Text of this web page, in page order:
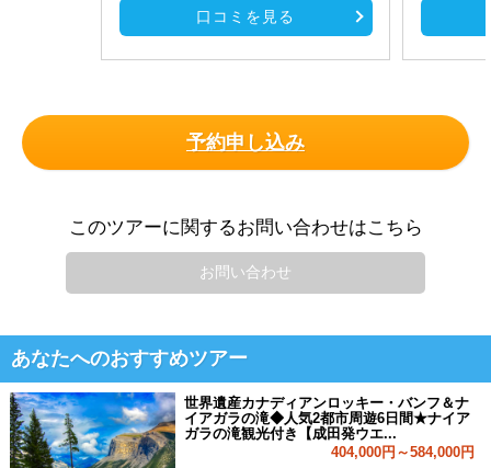
口コミを見る
予約申し込み
このツアーに関するお問い合わせはこちら
お問い合わせ
あなたへのおすすめツアー
世界遺産カナディアンロッキー・バンフ＆ナ
イアガラの滝◆人気2都市周遊6日間★ナイア
ガラの滝観光付き【成田発ウエ...
404,000円～584,000円